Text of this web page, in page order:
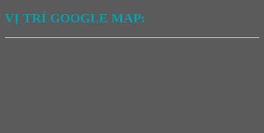
VỊ TRÍ GOOGLE MAP: